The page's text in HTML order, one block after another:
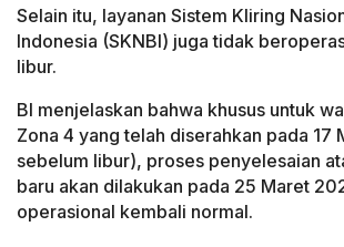
Selain itu, layanan Sistem Kliring
Indonesia (SKNBI) juga tidak
libur.
BI menjelaskan bahwa khusus untuk
Zona 4 yang telah diserahkan pada 17
sebelum libur), proses penyelesaian
baru akan dilakukan pada 25 Maret
operasional kembali normal.